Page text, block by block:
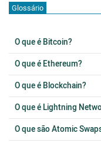
Glossário
O que é Bitcoin?
O que é Ethereum?
O que é Blockchain?
O que é Lightning
O que são Atomic